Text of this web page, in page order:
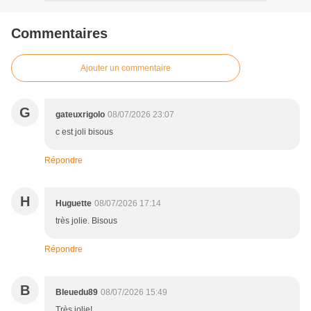
Commentaires
Ajouter un commentaire
G gateuxrigolo 08/07/2026 23:07
c est joli bisous
Répondre
H Huguette 08/07/2026 17:14
très jolie. Bisous
Répondre
B Bleuedu89 08/07/2026 15:49